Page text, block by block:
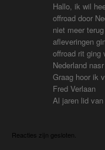
Hallo, ik wil
offroad door
niet meer
afleveringen
offroad rit ging
Nederland
Graag hoor ik
Fred Verlaan
Al jaren lid
Reacties zijn gesloten.